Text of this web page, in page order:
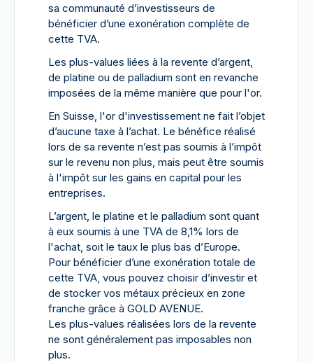
sa communauté d’investisseurs de
bénéficier d’une exonération complète de
cette TVA.
Les plus-values liées à la revente d’argent,
de platine ou de palladium sont en revanche
imposées de la même manière que pour l'or.
En Suisse, l'or d'investissement ne fait l’objet
d’aucune taxe à l’achat. Le bénéfice réalisé
lors de sa revente n’est pas soumis à l’impôt
sur le revenu non plus, mais peut être soumis
à l'impôt sur les gains en capital pour les
entreprises.
L’argent, le platine et le palladium sont quant
à eux soumis à une TVA de 8,1% lors de
l'achat, soit le taux le plus bas d’Europe.
Pour bénéficier d’une exonération totale de
cette TVA, vous pouvez choisir d’investir et
de stocker vos métaux précieux en zone
franche grâce à GOLD AVENUE.
Les plus-values réalisées lors de la revente
ne sont généralement pas imposables non
plus.